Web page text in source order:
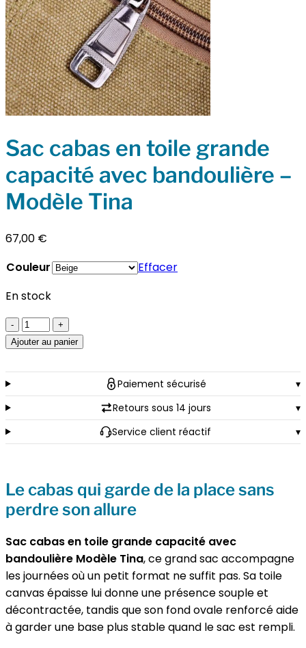
Sac cabas en toile grande
capacité avec bandoulière –
Modèle Tina
67,00 €
Couleur
Effacer
En stock
quantité
de
cabas
en
capacité
-
Modèle
Ajouter au panier
Paiement sécurisé
▾
Retours sous 14 jours
▾
Service client réactif
▾
Le cabas qui garde de la place sans
perdre son allure
Sac cabas en toile grande capacité avec
bandoulière Modèle Tina, ce grand sac accompagne
les journées où un petit format ne suffit pas. Sa toile
canvas épaisse lui donne une présence souple et
décontractée, tandis que son fond ovale renforcé aide
à garder une base plus stable quand le sac est rempli.